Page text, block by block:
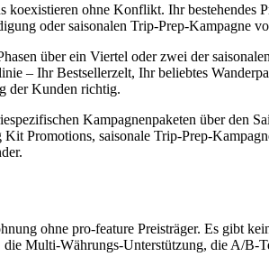
ohne Konflikt. Ihr bestehendes
oder saisonalen Trip-Prep-Kampagne
über ein Viertel oder zwei der
– Ihr Bestsellerzelt, Ihr beliebtes
der Kunden richtig.
Kampagnenpaketen über den
Promotions, saisonale Trip-Prep-
ohne pro-feature Preisträger. Es gibt
Multi-Währungs-Unterstützung, die A/B-